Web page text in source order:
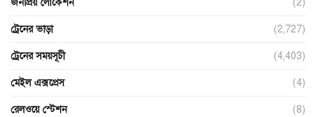
জনপ্রিয় লোকেশন (2)
ট্রেনের ভাড়া (2,727)
ট্রেনের সময়সূচী (4,403)
মেইল এক্সপ্রেস (4)
রেলওয়ে স্টেশন (8)